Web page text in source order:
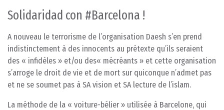
Solidaridad con #Barcelona !
A nouveau le terrorisme de l’organisation Daesh s’en prend
indistinctement à des innocents au prétexte qu’ils seraient
des « infidèles » et/ou des« mécréants » et cette organisation
s’arroge le droit de vie et de mort sur quiconque n’admet pas
et ne se soumet pas à SA vision et SA lecture de l’islam.
La méthode de la « voiture-bélier » utilisée à Barcelone, qui